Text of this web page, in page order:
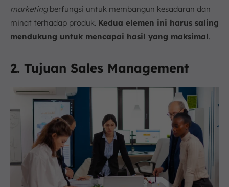
marketingberfungsi untuk membangun kesadaran dan
minat terhadap produk. Kedua elemen ini harus saling
mendukung untuk mencapai hasil yang maksimal.
2. Tujuan Sales Management